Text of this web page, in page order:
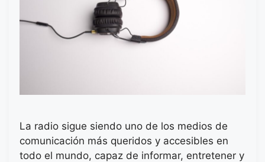
La radio sigue siendo uno de los medios de
comunicación más queridos y accesibles en
todo el mundo, capaz de informar, entretener y